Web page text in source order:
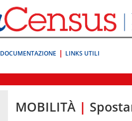
DOCUMENTAZIONE LINKS UTILI
MOBILITÀ |